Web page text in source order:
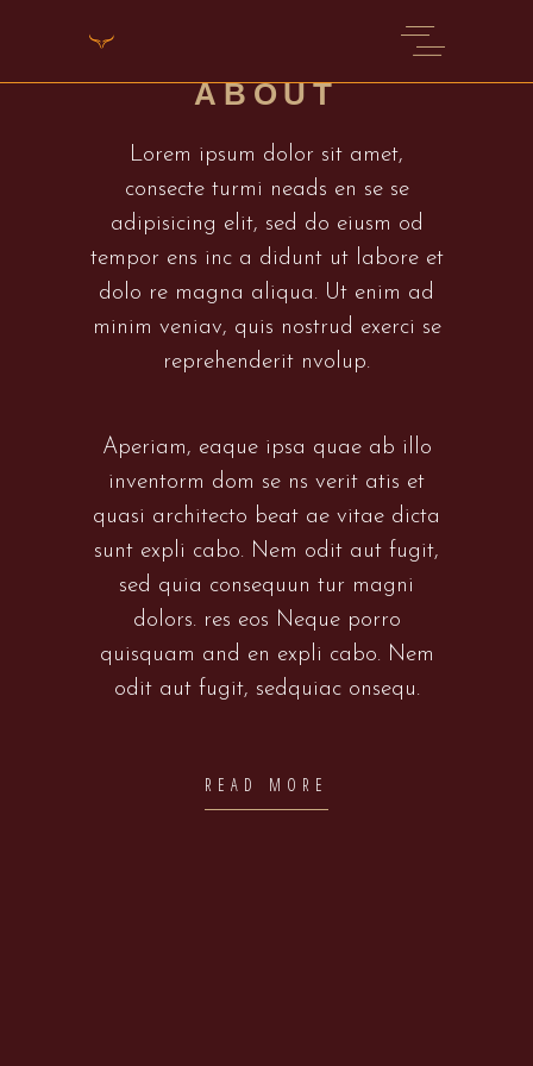
ABOUT
Lorem ipsum dolor sit amet,
consecte turmi neads en se se
adipisicing elit, sed do eiusm od
tempor ens inc a didunt ut labore et
dolo re magna aliqua. Ut enim ad
minim veniav, quis nostrud exerci se
reprehenderit nvolup.
Aperiam, eaque ipsa quae ab illo
inventorm dom se ns verit atis et
quasi architecto beat ae vitae dicta
sunt expli cabo. Nem odit aut fugit,
sed quia consequun tur magni
dolors. res eos Neque porro
quisquam and en expli cabo. Nem
odit aut fugit, sedquiac onsequ.
READ MORE